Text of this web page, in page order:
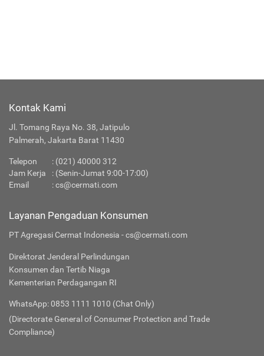
Kontak Kami
Jl. Tomang Raya No. 38, Jatipulo
Palmerah, Jakarta Barat 11430
Telepon : (021) 40000 312
Jam Kerja
: (Senin-Jumat 9:00-17:00)
Email
:cs@cermati.com
Layanan Pengaduan Konsumen
PT Agregasi Cermat Indonesia - cs@cermati.com
Direktorat Jenderal Perlindungan
Konsumen dan Tertib Niaga
Kementerian Perdagangan RI
WhatsApp: 0853 1111 1010 (Chat Only)
(Directorate General of Consumer Protection and Trade
Compliance)